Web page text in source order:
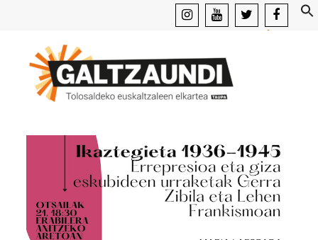
facebook